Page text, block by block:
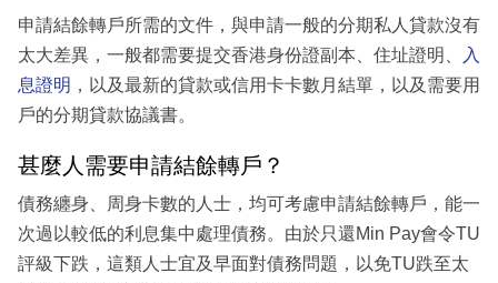
申請結餘轉戶所需的文件，與申請一般的分期私人貸款沒有
太大差異，一般都需要提交香港身份證副本、住址證明、
入
息證明 ，以及最新的貸款或信用卡卡數月結單，以及需要用
戶的分期貸款協議書。
甚麼人需要申請結餘轉戶？
債務纏身、周身卡數的人士，均可考慮申請結餘轉戶，能一
次過以較低的利息集中處理債務。由於只還Min Pay會令TU
評級下跌，這類人士宜及早面對債務問題，以免TU跌至太